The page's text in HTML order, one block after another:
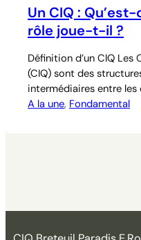
Un CIQ :
rôle joue-t-il ?
Définition d’un CIQ
(CIQ) sont des
intermédiaires entre les
les autorités
A la une, Fondamental